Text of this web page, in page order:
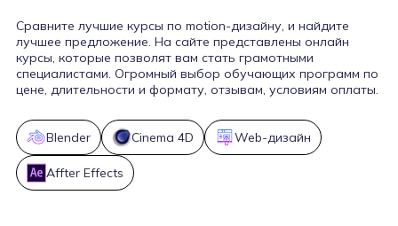
Сравните лучшие курсы по motion-дизайну, и найдите
лучшее предложение. На сайте представлены онлайн
курсы, которые позволят вам стать грамотными
специалистами. Огромный выбор обучающих программ по
цене, длительности и формату, отзывам, условиям оплаты.
Blender Cinema 4D Web-дизайн
Affter Effects